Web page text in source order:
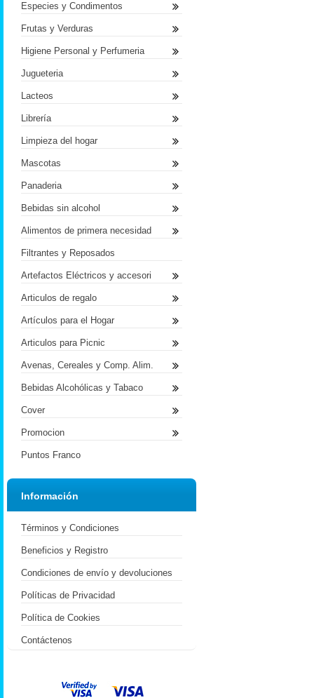
Especies y Condimentos
Frutas y Verduras
Higiene Personal y Perfumeria
Jugueteria
Lacteos
Librería
Limpieza del hogar
Mascotas
Panaderia
Bebidas sin alcohol
Alimentos de primera necesidad
Filtrantes y Reposados
Artefactos Eléctricos y accesori
Articulos de regalo
Artículos para el Hogar
Articulos para Picnic
Avenas, Cereales y Comp. Alim.
Bebidas Alcohólicas y Tabaco
Cover
Promocion
Puntos Franco
Información
Términos y Condiciones
Beneficios y Registro
Condiciones de envío y devoluciones
Políticas de Privacidad
Política de Cookies
Contáctenos